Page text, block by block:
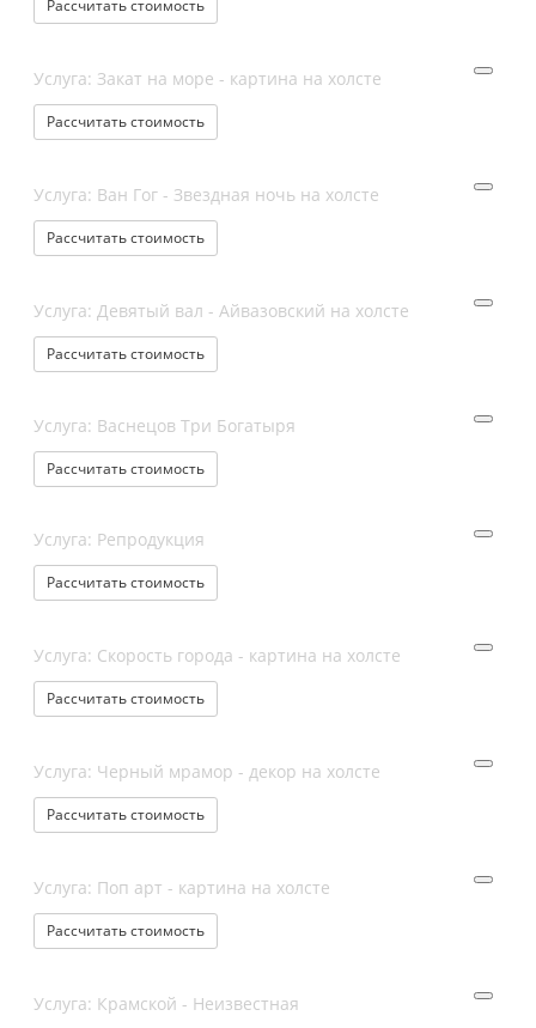
Рассчитать стоимость
Услуга: Закат на море - картина на холсте
Рассчитать стоимость
Услуга: Ван Гог - Звездная ночь на холсте
Рассчитать стоимость
Услуга: Девятый вал - Айвазовский на холсте
Рассчитать стоимость
Услуга: Васнецов Три Богатыря
Рассчитать стоимость
Услуга: Репродукция
Рассчитать стоимость
Услуга: Скорость города - картина на холсте
Рассчитать стоимость
Услуга: Черный мрамор - декор на холсте
Рассчитать стоимость
Услуга: Поп арт - картина на холсте
Рассчитать стоимость
Услуга: Крамской - Неизвестная